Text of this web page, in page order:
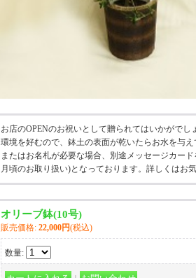
お店のOPENのお祝いとして贈られてはいかがで
環境を好むので、鉢土の表面が乾いたらお水を与
またはお名札が必要な場合、別途メッセージカー
月頃のお取り扱い)となっております。詳しくはお
オリーブ鉢(10号)
販売価格: 22,000円(税込)
数量: